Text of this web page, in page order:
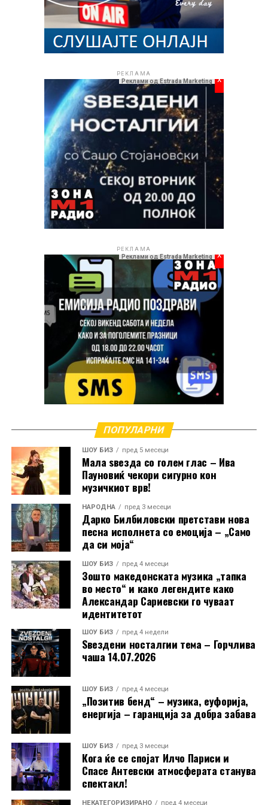
признава дека спомените се толку многубројни што
решила да ги преточи во две автобиографски
книги.
„Имам навистина многу спомени и тие траат цел
приказни од мојот живот и кариерата. За жал, сè
уште не се преведени на македонски јазик“, вели
таа.
РЕКЛАМА
РЕКЛАМА
Реклами од Estrada Marketing x
РЕКЛАМА
Реклами од Estrada Marketing x
ПОПУЛАРНИ
ШОУ БИЗ пред 5 месеци
Мала ѕвезда со голем глас – Ива
Пауновиќ чекори сигурно кон
музичкиот врв!
НАРОДНА пред 3 месеци
Дарко Билбиловски претстави нова
песна исполнета со емоција – „Само
да си моја“
ШОУ БИЗ пред 4 месеци
Зошто македонската музика „тапка
во место“ и како легендите како
Александар Сариевски го чуваат
идентитетот
ШОУ БИЗ пред 4 недели
Ѕвездени носталгии тема – Горчлива
чаша 14.07.2026
ШОУ БИЗ пред 4 месеци
„Позитив бенд“ – музика, еуфорија,
енергија – гаранција за добра забава
ШОУ БИЗ пред 3 месеци
Кога ќе се спојат Илчо Париси и
Спасе Антевски атмосферата станува
спектакл!
НЕКАТЕГОРИЗИРАНО пред 4 месеци